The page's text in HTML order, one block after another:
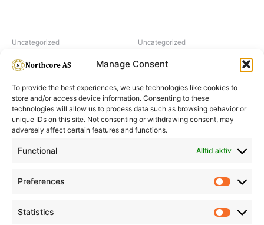
Manage Consent
To provide the best experiences, we use technologies like cookies to
store and/or access device information. Consenting to these
technologies will allow us to process data such as browsing behavior or
unique IDs on this site. Not consenting or withdrawing consent, may
adversely affect certain features and functions.
Functional Alltid aktiv
Preferences
Statistics
Uncategorized
Hairpearl No 5.1 Light Brown
Uncategorized
Informasjon